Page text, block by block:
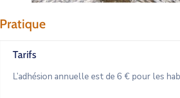
Pratique
Tarifs
L’adhésion annuelle est de 6 € pour les